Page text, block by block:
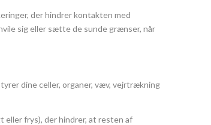
der hindrer kontakten med
sig eller sætte de sunde grænser, når
dine celler, organer, væv, vejrtrækning
eller frys), der hindrer, at resten af